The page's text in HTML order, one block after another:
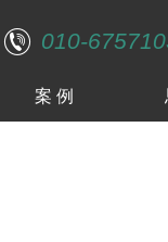
010-
案 例